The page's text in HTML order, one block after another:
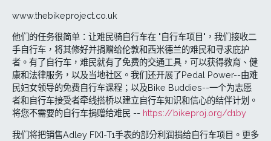
www.thebikeproject.co.uk
他们的任务很简单：让难民骑自行车在 "自行车项目"，我们接收二
手自行车，将其修好并捐赠给伦敦和西米德兰的难民和寻求庇护
者。有了自行车，难民就有了免费的交通工具，可以获得教育、健
康和法律服务，以及当地社区。我们还开展了Pedal Power--由难
民妇女领导的免费自行车课程；以及Bike Buddies--一个为志愿
者和自行车接受者牵线搭桥以建立自行车知识和信心的结伴计划。
将您不需要的自行车捐赠给难民 -- https://bikeproj.org/d1by
我们将把销售Adley FIXI-T1手表的部分利润捐给自行车项目。更多